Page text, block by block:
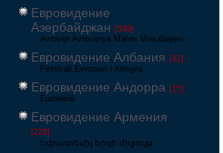
Евровидение
Азербайджан [549]
Avrovijn Avroviziya Mahnı Müsabiqəsi
Евровидение Албания [32]
Festivali Evropian i Këngës
Евровидение Андорра [15]
Eurovisió
Евровидение Армения
[228]
Եվրատեսիլ երգի մրցույթ